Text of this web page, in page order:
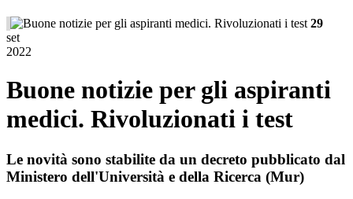
29
set
2022
Buone notizie per gli aspiranti
medici. Rivoluzionati i test
Le novità sono stabilite da un decreto pubblicato dal
Ministero dell'Università e della Ricerca (Mur)